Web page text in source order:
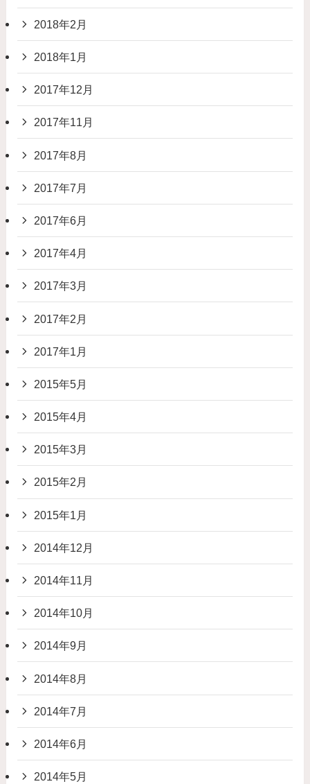
2018年2月
2018年1月
2017年12月
2017年11月
2017年8月
2017年7月
2017年6月
2017年4月
2017年3月
2017年2月
2017年1月
2015年5月
2015年4月
2015年3月
2015年2月
2015年1月
2014年12月
2014年11月
2014年10月
2014年9月
2014年8月
2014年7月
2014年6月
2014年5月